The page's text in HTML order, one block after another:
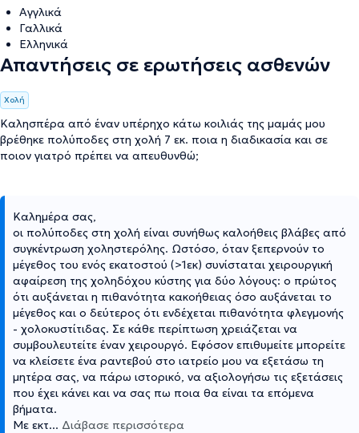
Αγγλικά
Γαλλικά
Ελληνικά
Απαντήσεις σε ερωτήσεις ασθενών
Χολή
Καλησπέρα από έναν υπέρηχο κάτω κοιλιάς της μαμάς μου
βρέθηκε πολύποδες στη χολή 7 εκ. ποια η διαδικασία και σε
ποιον γιατρό πρέπει να απευθυνθώ;
Καλημέρα σας,
οι πολύποδες στη χολή είναι συνήθως καλοήθεις βλάβες από
συγκέντρωση χοληστερόλης. Ωστόσο, όταν ξεπερνούν το
μέγεθος του ενός εκατοστού (>1εκ) συνίσταται χειρουργική
αφαίρεση της χοληδόχου κύστης για δύο λόγους: ο πρώτος
ότι αυξάνεται η πιθανότητα κακοήθειας όσο αυξάνεται το
μέγεθος και ο δεύτερος ότι ενδέχεται πιθανότητα φλεγμονής
- χολοκυστίτιδας. Σε κάθε περίπτωση χρειάζεται να
συμβουλευτείτε έναν χειρουργό. Εφόσον επιθυμείτε μπορείτε
να κλείσετε ένα ραντεβού στο ιατρείο μου να εξετάσω τη
μητέρα σας, να πάρω ιστορικό, να αξιολογήσω τις εξετάσεις
που έχει κάνει και να σας πω ποια θα είναι τα επόμενα
βήματα.
Με εκτ... Διάβασε περισσότερα